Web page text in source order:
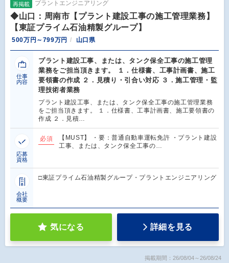
再掲載 プラントエンジニアリング
◆山口：周南市【プラント建設工事の施工管理業務】
【東証プライム石油精製グループ】
500万円～799万円 山口県
仕事
内容
プラント建設工事、または、タンク保全工事の施工管理
業務をご担当頂きます。 １．仕様書、工事計画書、施工
要領書の作成 ２．見積り・引合い対応 ３．施工管理・監
理技術者業務
プラント建設工事、または、タンク保全工事の施工管理業務
をご担当頂きます。 １．仕様書、工事計画書、施工要領書の
作成 ２．見積…
応募
資格
必須
【MUST】 ・要：普通自動車運転免許 ・プラント建設
工事、または、タンク保全工事の…
会社
概要
□東証プライム石油精製グループ・プラントエンジニアリング
気になる 詳細を見る
掲載期間：26/08/04～26/08/24